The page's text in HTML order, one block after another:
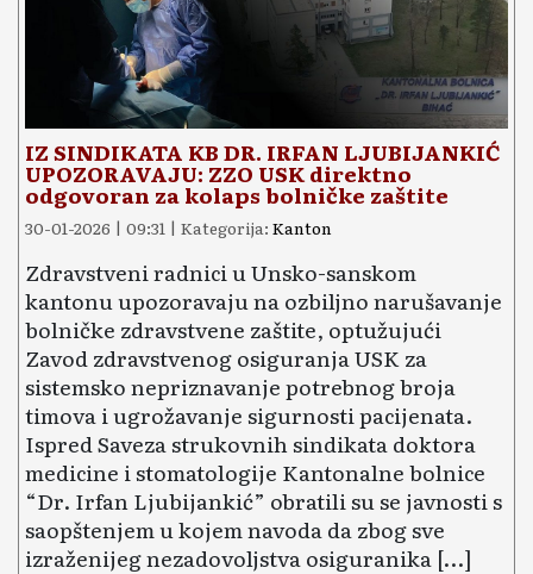
IZ SINDIKATA KB DR. IRFAN LJUBIJANKIĆ
UPOZORAVAJU: ZZO USK direktno
odgovoran za kolaps bolničke zaštite
30-01-2026 | 09:31 | Kategorija: Kanton
Zdravstveni radnici u Unsko-sanskom
kantonu upozoravaju na ozbiljno narušavanje
bolničke zdravstvene zaštite, optužujući
Zavod zdravstvenog osiguranja USK za
sistemsko nepriznavanje potrebnog broja
timova i ugrožavanje sigurnosti pacijenata.
Ispred Saveza strukovnih sindikata doktora
medicine i stomatologije Kantonalne bolnice
“Dr. Irfan Ljubijankić” obratili su se javnosti s
saopštenjem u kojem navoda da zbog sve
izraženijeg nezadovoljstva osiguranika […]